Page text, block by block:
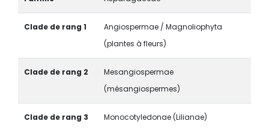
Clade de rang 1
Angiospermae / Magnoliophyta
(plantes à fleurs)
Clade de rang 2
Mesangiospermae
(mésangiospermes)
Clade de rang 3 Monocotyledonae (Lilianae)